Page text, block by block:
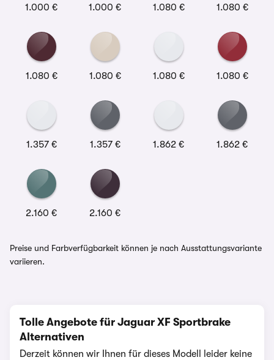
1.000 € 1.000 € 1.080 € 1.080 €
1.080 € 1.080 € 1.080 € 1.080 €
1.357 € 1.357 € 1.862 € 1.862 €
2.160 € 2.160 €
Preise und Farbverfügbarkeit können je nach Ausstattungsvariante
variieren.
Tolle Angebote für Jaguar XF Sportbrake
Alternativen
Derzeit können wir Ihnen für dieses Modell leider keine